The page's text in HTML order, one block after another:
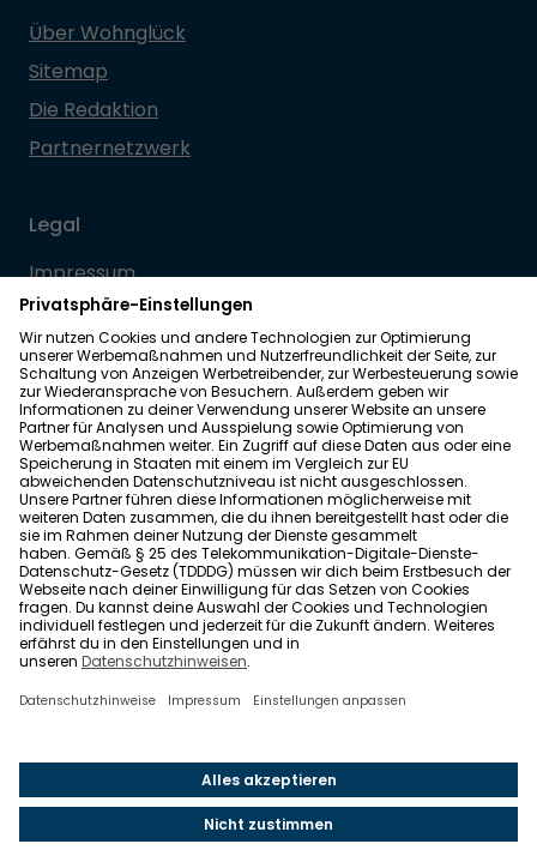
Über Wohnglück
Sitemap
Die Redaktion
Partnernetzwerk
Legal
Impressum
Datenschutz
Allgemeine Geschäftsbedingungen
Barrierefreiheit
Wohnglück folgen
Wohnglück.de ist ein Service der Impleco GmbH,
Berlin. © 2021-2026 Impleco GmbH. Alle Rechte